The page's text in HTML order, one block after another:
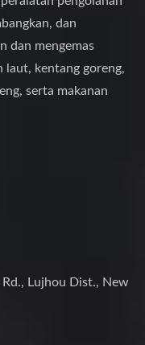
dan
dan mengemas
laut, kentang goreng,
serta makanan
Rd., Lujhou Dist., New